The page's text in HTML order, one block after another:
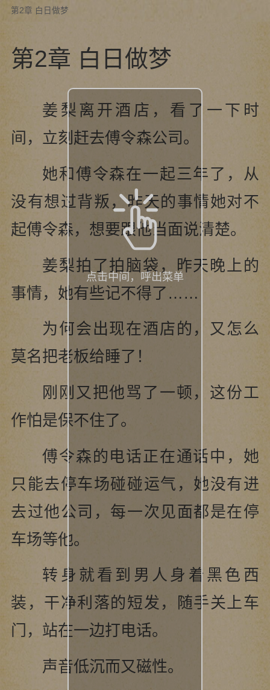
第2章 白日做梦
第2章 白日做梦
姜梨离开酒店，看了一下时
间，立刻赶去傅令森公司。
她和傅令森在一起三年了，从
没有想过背叛，昨天的事情她对不
起傅令森，想要跟他当面说清楚。
姜梨拍了拍脑袋，昨天晚上的
事情，她有些记不得了……
为何会出现在酒店的，又怎么
莫名把老板给睡了！
刚刚又把他骂了一顿，这份工
作怕是保不住了。
傅令森的电话正在通话中，她
只能去停车场碰碰运气，她没有进
去过他公司，每一次见面都是在停
车场等他。
转身就看到男人身着黑色西
装，干净利落的短发，随手关上车
门，站在一边打电话。
声音低沉而又磁性。
点击中间，呼出菜单